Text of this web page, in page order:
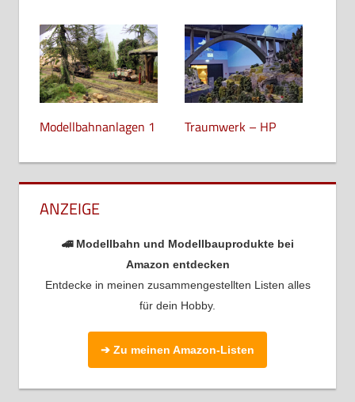
Modellbahnanlagen 1 Traumwerk – HP
ANZEIGE
🚄 Modellbahn und Modellbauprodukte bei
Amazon entdecken
Entdecke in meinen zusammengestellten Listen alles
für dein Hobby.
➔ Zu meinen Amazon-Listen